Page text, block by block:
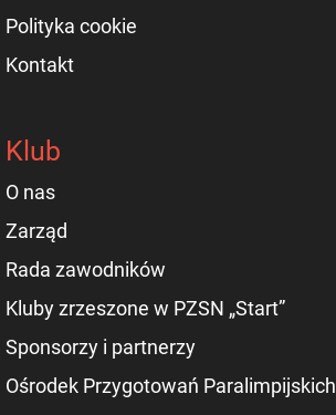
Polityka cookie
Kontakt
Klub
O nas
Zarząd
Rada zawodników
Kluby zrzeszone w PZSN „Start”
Sponsorzy i partnerzy
Ośrodek Przygotowań Paralimpijskich